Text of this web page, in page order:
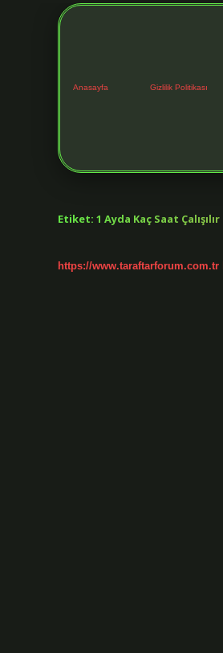
Anasayfa Gizlilik Politikası
Etiket: 1 Ayda Kaç Saat Çalışılır
https://www.taraftarforum.com.tr